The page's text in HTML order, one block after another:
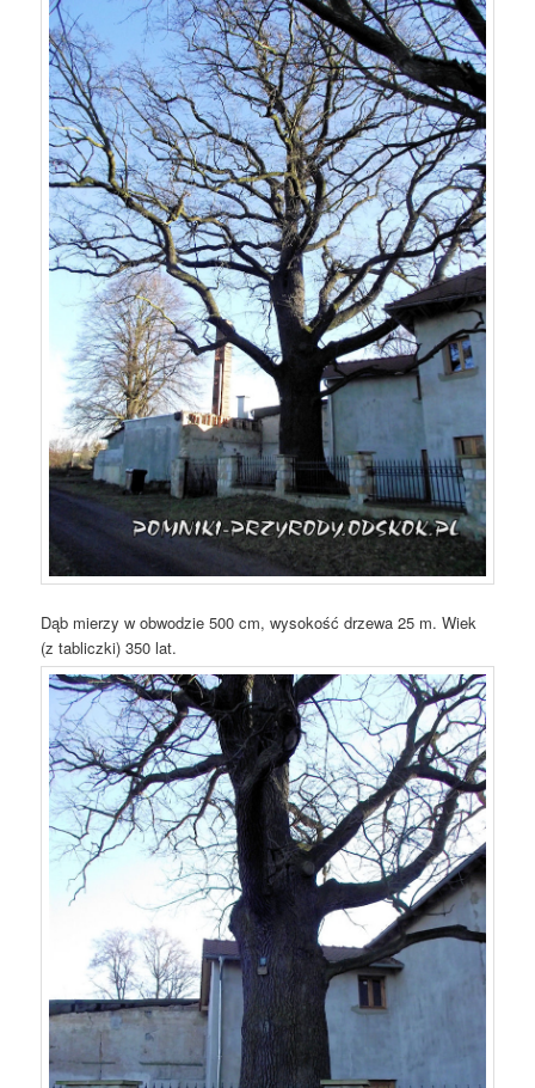
Dąb mierzy w obwodzie 500 cm, wysokość drzewa 25 m. Wiek
(z tabliczki) 350 lat.